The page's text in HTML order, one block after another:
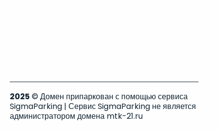
2025 © Домен припаркован с помощью сервиса
SigmaParking | Сервис SigmaParking не является
администратором домена mtk-21.ru